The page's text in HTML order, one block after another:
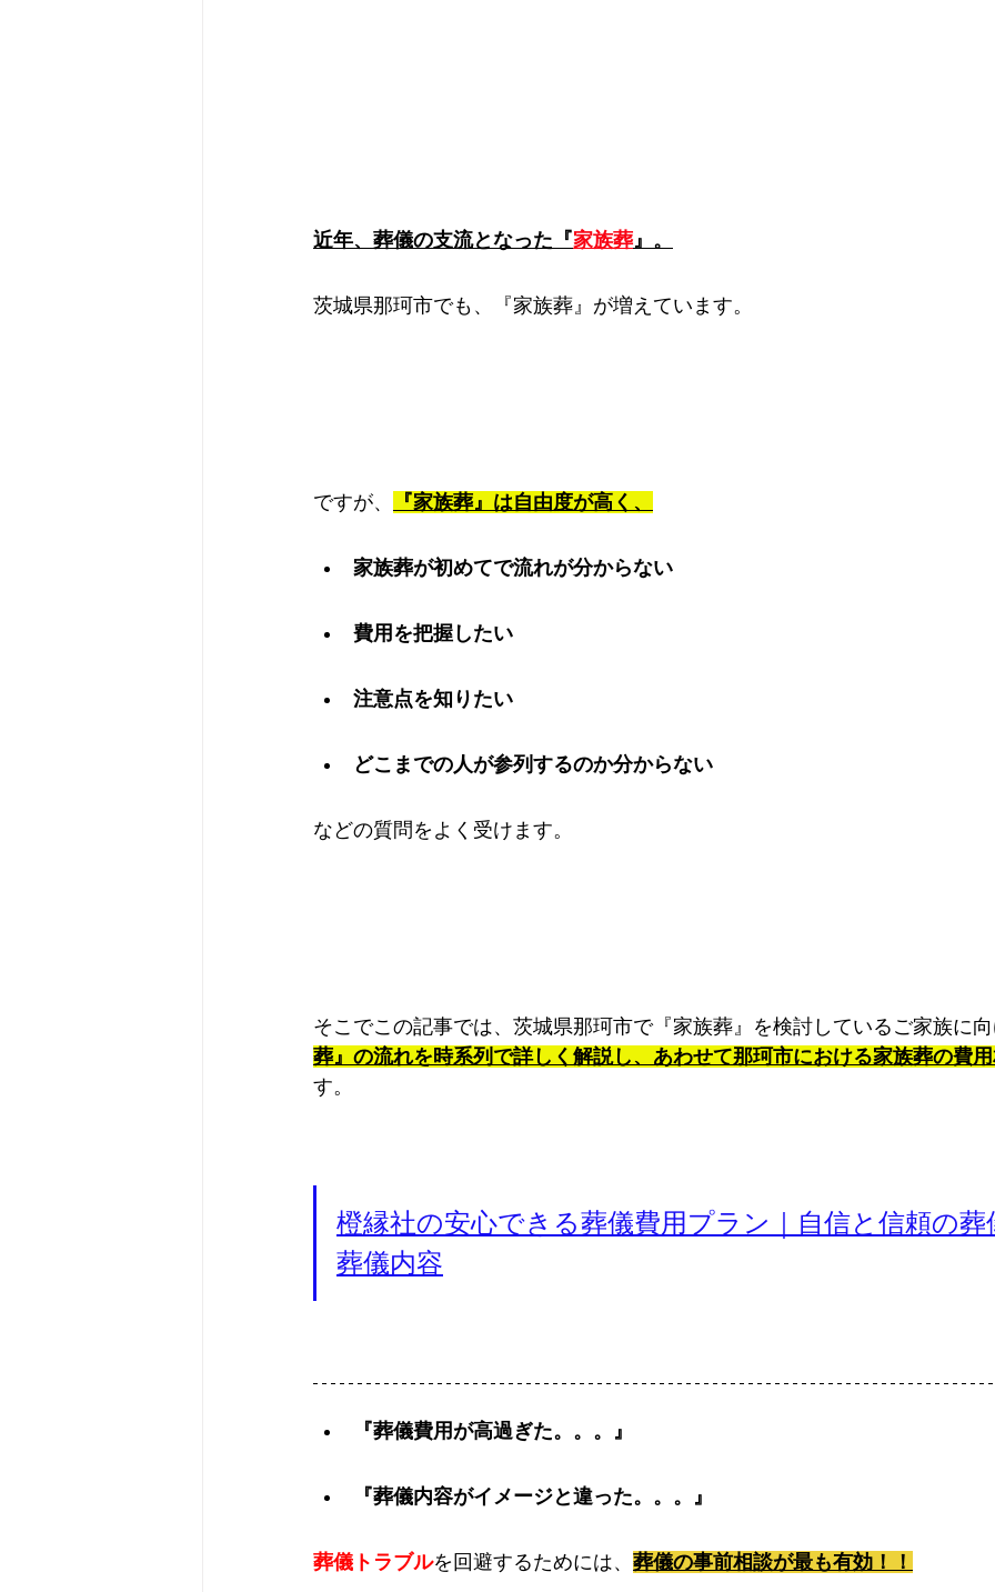
近年、葬儀の支流となった『家族葬』。
茨城県那珂市でも、『家族葬』が増えています。
ですが、 『家族葬』は自由度が高く、
家族葬が初めてで流れが分からない
費用を把握したい
注意点を知りたい
どこまでの人が参列するのか分からない
などの質問をよく受けます。
そこでこの記事では、茨城県那珂市で『家族葬』を検討しているご家族に
葬』の流れを時系列で詳しく解説し、あわせて那珂市における家族葬の費
す。
橙縁社の安心できる葬儀費用プラン｜自信と信頼の葬
葬儀内容
『葬儀費用が高過ぎた。。。』
『葬儀内容がイメージと違った。。。』
葬儀トラブルを回避するためには、 葬儀の事前相談が最も有効！！